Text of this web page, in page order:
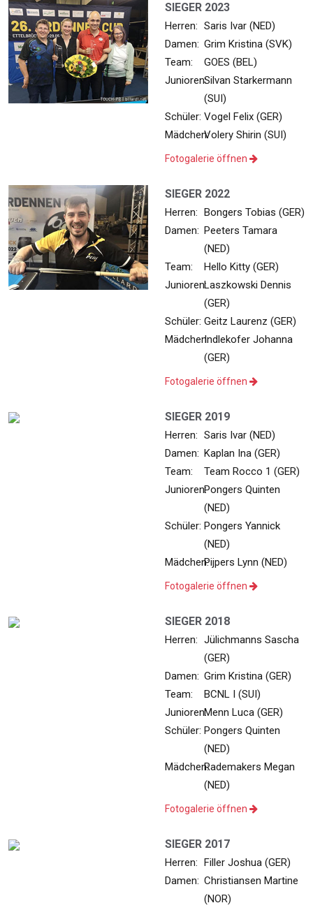
SIEGER 2023
Herren: Saris Ivar (NED)
Damen: Grim Kristina (SVK)
Team:
GOES (BEL)
Junioren:Silvan Starkermann
(SUI)
Schüler: Vogel Felix (GER)
Mädchen:Volery Shirin (SUI)
Fotogalerie öffnen
SIEGER 2022
Herren: Bongers Tobias (GER)
Damen: Peeters Tamara
(NED)
Team:
Hello Kitty (GER)
Junioren:Laszkowski Dennis
(GER)
Schüler: Geitz Laurenz (GER)
Mädchen:Indlekofer Johanna
(GER)
Fotogalerie öffnen
SIEGER 2019
Herren: Saris Ivar (NED)
Damen: Kaplan Ina (GER)
Team:
Team Rocco 1 (GER)
Junioren:Pongers Quinten
(NED)
Schüler: Pongers Yannick
(NED)
Mädchen:Pijpers Lynn (NED)
Fotogalerie öffnen
SIEGER 2018
Herren: Jülichmanns Sascha
(GER)
Damen: Grim Kristina (GER)
Team:
BCNL I (SUI)
Junioren:Menn Luca (GER)
Schüler: Pongers Quinten
(NED)
Mädchen:Rademakers Megan
(NED)
Fotogalerie öffnen
SIEGER 2017
Herren: Filler Joshua (GER)
Damen: Christiansen Martine
(NOR)